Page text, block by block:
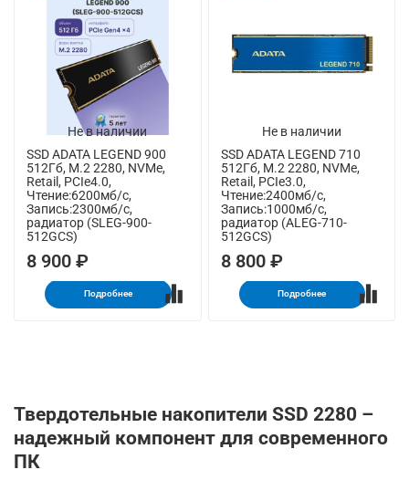
Не в наличии
SSD ADATA LEGEND 900
512Гб, M.2 2280, NVMe,
Retail, PCIe4.0,
Чтение:6200мб/с,
Запись:2300мб/с,
радиатор (SLEG-900-
512GCS)
8 900 ₽
Подробнее
Не в наличии
SSD ADATA LEGEND 710
512Гб, M.2 2280, NVMe,
Retail, PCIe3.0,
Чтение:2400мб/с,
Запись:1000мб/с,
радиатор (ALEG-710-
512GCS)
8 800 ₽
Подробнее
Твердотельные накопители SSD 2280 –
надежный компонент для современного
ПК